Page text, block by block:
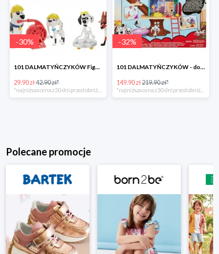
-30%
101 DALMATYŃCZYKÓW Figurki - wzory do wyboruI, MATTEL
29.90 zł42.90 zł*
-32%
101 DALMATYŃCZYKÓW - domek na drzewie, MATTEL
149.90 zł219.90 zł*
Polecane promocje